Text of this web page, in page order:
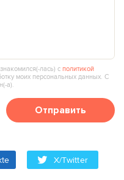
сполитикой
моих персональных данных. С
Отправить
X/Twitter